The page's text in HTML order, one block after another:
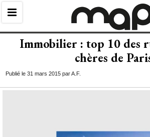
Immobilier : top 10 des
chères de
Publié le 31 mars 2015 par A.F.